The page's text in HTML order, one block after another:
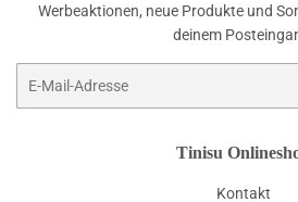
Werbeaktionen, neue Produkte und
deinem
Tinisu
Kontakt